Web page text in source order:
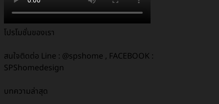
โปรโมชั่นของเรา
สนใจติดต่อ Line : @spshome , FACEBOOK :
SPShomedesign
บทความล่าสุด